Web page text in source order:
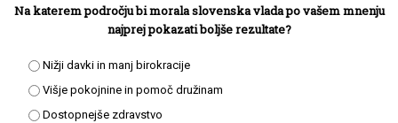
Na katerem področju bi morala slovenska vlada po vašem mnenju
najprej pokazati boljše rezultate?
Nižji davki in manj birokracije
Višje pokojnine in pomoč družinam
Dostopnejše zdravstvo